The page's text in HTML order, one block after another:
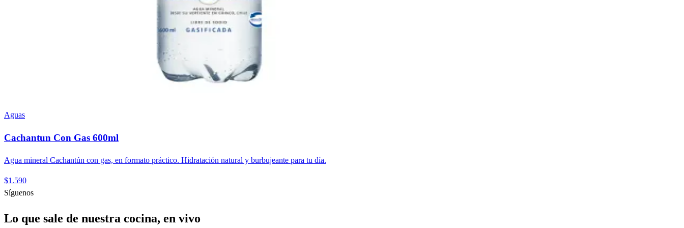
Aguas
Cachantun Con Gas 600ml
Agua mineral Cachantún con gas, en formato práctico. Hidratación natural y burbujeante para tu día.
$1.590
Síguenos
Lo que sale de nuestra cocina, en vivo